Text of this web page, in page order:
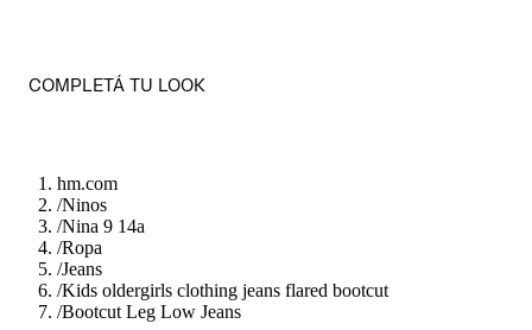
COMPLETÁ TU LOOK
hm.com
/Ninos
/Nina 9 14a
/Ropa
/Jeans
/Kids oldergirls clothing jeans flared bootcut
/Bootcut Leg Low Jeans